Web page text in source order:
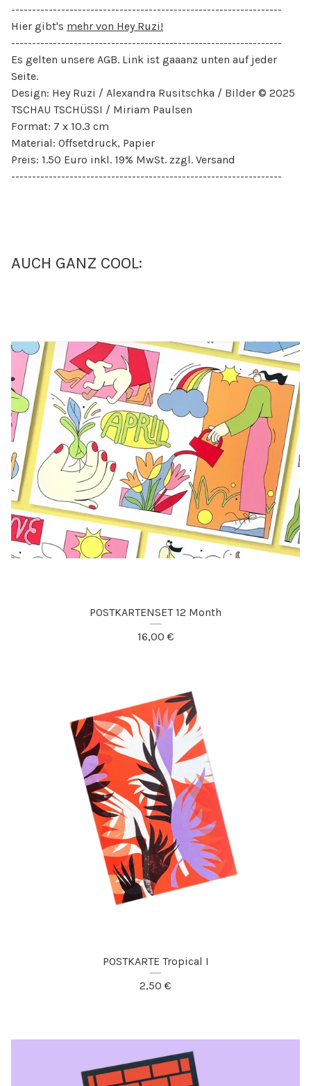
-----------------------------------------------------------------
Hier gibt's mehr von Hey Ruzi!
-----------------------------------------------------------------
Es gelten unsere AGB. Link ist gaaanz unten auf jeder
Seite.
Design: Hey Ruzi / Alexandra Rusitschka / Bilder © 2025
TSCHAU TSCHÜSSI / Miriam Paulsen
Format: 7 x 10.3 cm
Material: Offsetdruck, Papier
Preis: 1.50 Euro inkl. 19% MwSt. zzgl. Versand
-----------------------------------------------------------------
AUCH GANZ COOL:
POSTKARTENSET 12 Month
16,00 €
POSTKARTE Tropical I
2,50 €